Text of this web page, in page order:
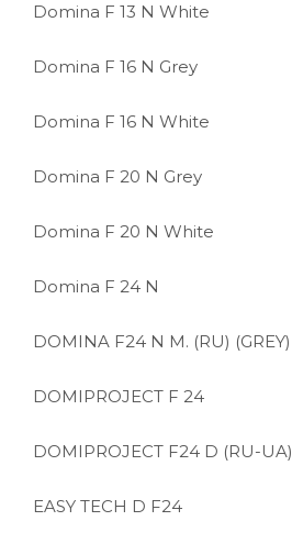
Domina F 13 N White
Domina F 16 N Grey
Domina F 16 N White
Domina F 20 N Grey
Domina F 20 N White
Domina F 24 N
DOMINA F24 N M. (RU) (GREY)
DOMIPROJECT F 24
DOMIPROJECT F24 D (RU-UA)
EASY TECH D F24